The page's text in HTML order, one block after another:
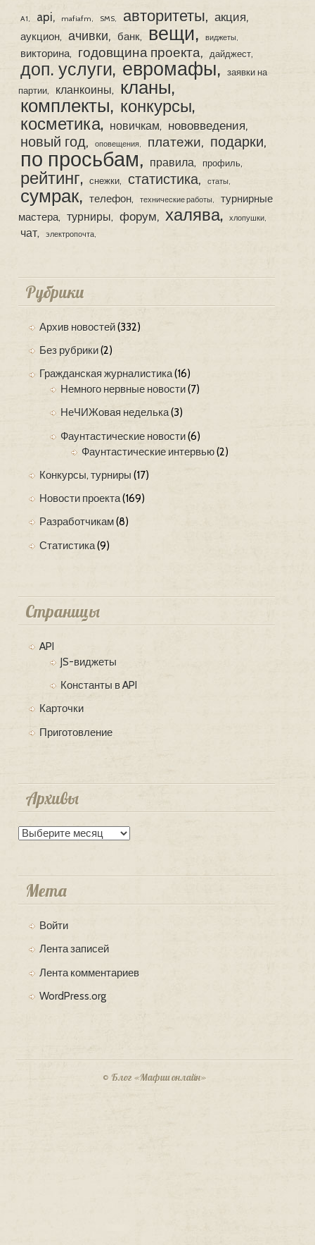
A1 api mafiafm SMS авторитеты акция
аукцион ачивки банк вещи виджеты
викторина годовщина проекта дайджест
доп. услуги евромафы
заявки на
партии
кланкоины
кланы
комплекты конкурсы
косметика
новичкам нововведения
новый год оповещения платежи подарки
по просьбам правила профиль
рейтинг снежки статистика статы
сумрак телефон технические работы
турнирные
мастера
турниры форум халява хлопушки
чат электропочта
Рубрики
Архив новостей(332)
Без рубрики(2)
Гражданская журналистика(16)
Немного нервные новости(7)
НеЧИЖовая неделька(3)
Фаунтастические новости(6)
Фаунтастические интервью(2)
Конкурсы, турниры (17)
Новости проекта(169)
Разработчикам(8)
Статистика(9)
Страницы
API
JS-виджеты
Константы в API
Карточки
Приготовление
Архивы
Архивы
Мета
Войти
Лента записей
Лента комментариев
WordPress.org
© Блог «Мафии онлайн»